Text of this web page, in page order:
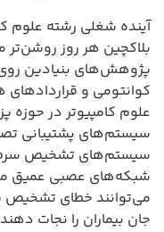
آینده شغلی رشته علوم
بلاکچین هر روز
پژوهش‌های بنیادین روی
کوانتومی و
علوم کامپیوتر در
سیستم‌های پشتیبانی
سیستم‌های تشخیص
شبکه‌های عصبی عمیق
می‌توانند خطای
جان بیماران را نجات